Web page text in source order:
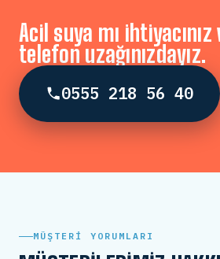
Acil suya mı
telefon uzağınızdayız.
0555 218 56 40
MÜŞTERI YORUMLARI